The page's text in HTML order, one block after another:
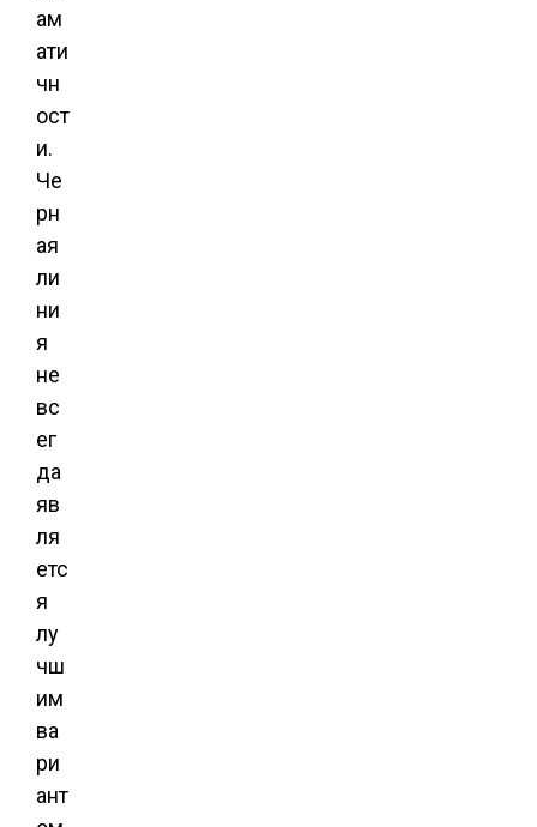
ам
ати
чн
ост
и.
Че
рн
ая
ли
ни
я
не
вс
ег
да
яв
ля
етс
я
лу
чш
им
ва
ри
ант